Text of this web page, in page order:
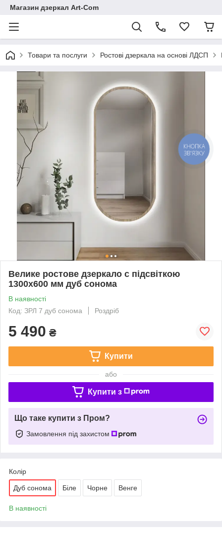
Магазин дзеркал Art-Com
Товари та послуги Ростові дзеркала на основі ЛДСП
Велике ростове дзеркало с підсвіткою
1300х600 мм дуб сонома
В наявності
Код: ЗРЛ 7 дуб сонома
Роздріб
5 490 ₴
Купити
або
Купити з
Що таке купити з Пром?
Замовлення під захистом
Колір
Дуб сонома Біле Чорне Венге
В наявності
КНОПКА
ЗВ'ЯЗКУ